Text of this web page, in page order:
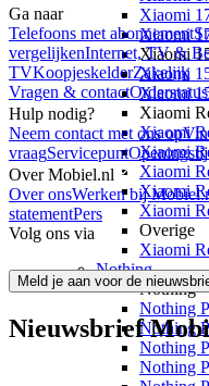
Xiaomi
Xiaomi
Xiaomi
Xiaomi
Xiaomi
Xiaomi
Xiaomi
Xiaomi
Xiaomi
Xiaomi
Xiaomi
Overige
Xiaomi
Nothing
Nothing
Nothing
Nothing
Nothing
Nothing
Ga naar
Telefoons met abonnement
vergelijkenInternet, TV &
TVKoopjeskelderZakelijk
Vragen & contactOrderstatus
Hulp nodig?
Neem contact met ons op
vraagServicepunt
Over Mobiel.nl
Over onsWerken bij
statementPers
Volg ons via
Meld je aan voor de
Nieuwsbrief